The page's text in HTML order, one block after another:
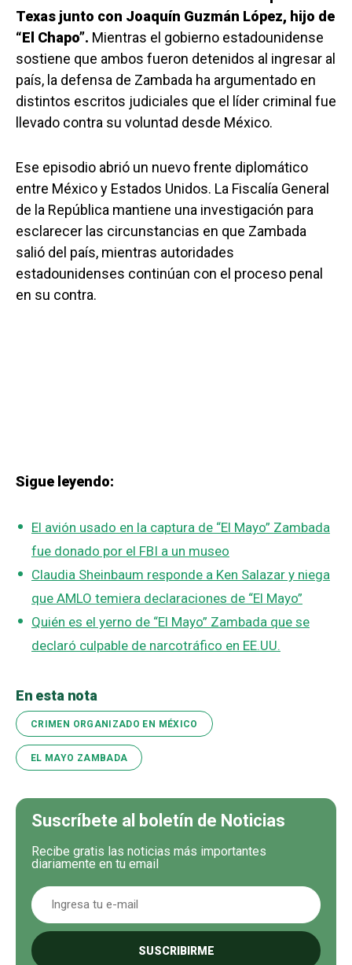
Texas junto con Joaquín Guzmán López, hijo de
“El Chapo”. Mientras el gobierno estadounidense
sostiene que ambos fueron detenidos al ingresar al
país, la defensa de Zambada ha argumentado en
distintos escritos judiciales que el líder criminal fue
llevado contra su voluntad desde México.
Ese episodio abrió un nuevo frente diplomático
entre México y Estados Unidos. La Fiscalía General
de la República mantiene una investigación para
esclarecer las circunstancias en que Zambada
salió del país, mientras autoridades
estadounidenses continúan con el proceso penal
en su contra.
Sigue leyendo:
El avión usado en la captura de “El Mayo” Zambada
fue donado por el FBI a un museo
Claudia Sheinbaum responde a Ken Salazar y niega
que AMLO temiera declaraciones de “El Mayo”
Quién es el yerno de “El Mayo” Zambada que se
declaró culpable de narcotráfico en EE.UU.
En esta nota
CRIMEN ORGANIZADO EN MÉXICO
EL MAYO ZAMBADA
Suscríbete al boletín de Noticias
Recibe gratis las noticias más importantes
diariamente en tu email
SUSCRIBIRME